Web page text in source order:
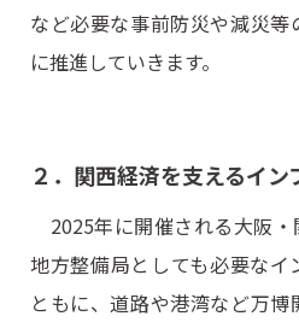
など必要な事前防災や減災
に推進していきます。
２．関西経済を支えるイン
2025年に開催される大阪
地方整備局としても必要なイ
ともに、道路や港湾など万